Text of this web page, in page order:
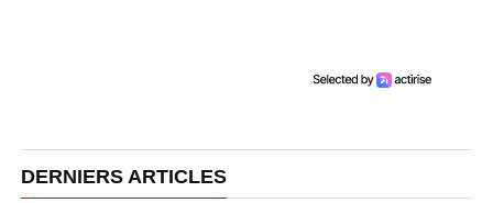
DERNIERS ARTICLES